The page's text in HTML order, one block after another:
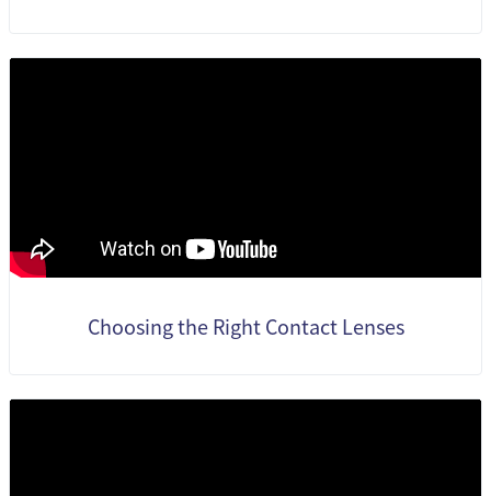
Choosing the Right Contact Lenses